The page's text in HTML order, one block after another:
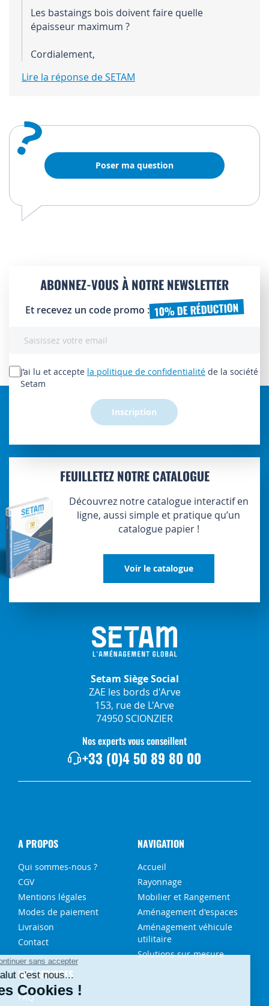
Les bastaings bois doivent faire quelle
épaisseur maximum ?
Cordialement,
Lire la réponse de SETAM
? Poser ma question
ABONNEZ-VOUS À NOTRE NEWSLETTER
Et recevez un code promo : 10% DE RÉDUCTION
lettre
d’information
J’ai lu et accepte la politique de confidentialité de la société
Setam
Inscription
FEUILLETEZ NOTRE CATALOGUE
Découvrez notre catalogue interactif en
ligne, aussi simple et pratique qu’un
catalogue papier !
Voir le catalogue
Setam Siège Social
ZAE les bords d'Arve
153, rue de L'Arve
74950 SCIONZIER
Nos experts vous conseillent
+33 (0)4 50 89 80 00
A PROPOS
Qui sommes-nous ?
CGV
Mentions légales
Modes de paiement
Livraison
Contact
NAVIGATION
Accueil
Rayonnage
Mobilier et Rangement
Aménagement d'espaces
Aménagement véhicule
utilitaire
Solutions sur-mesure
NOS SERVICES
FAQ